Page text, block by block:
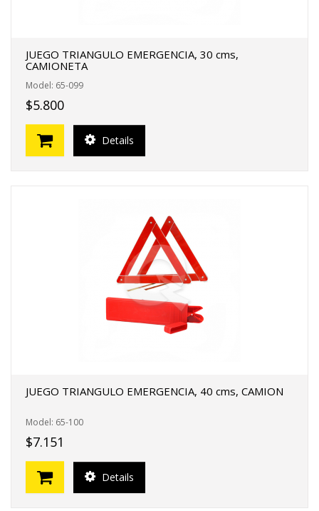
JUEGO TRIANGULO EMERGENCIA, 30 cms,
CAMIONETA
Model: 65-099
$5.800
Details
JUEGO TRIANGULO EMERGENCIA, 40 cms, CAMION
Model: 65-100
$7.151
Details